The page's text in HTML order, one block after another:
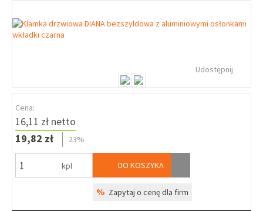
Udostępnij
Cena:
16,11 zł netto
19,82 zł
23%
kpl DO KOSZYKA
% Zapytaj o cenę dla firm